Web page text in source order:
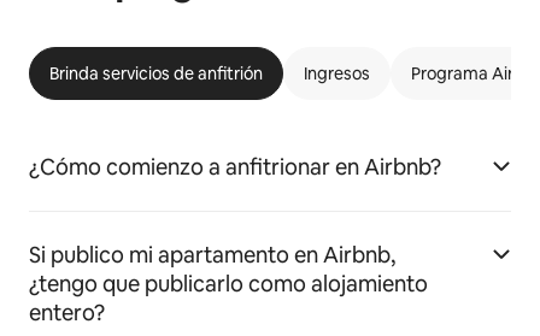
Brinda servicios de anfitrión Ingresos Programa
¿Cómo comienzo a anfitrionar en Airbnb?
Si publico mi apartamento en Airbnb,
¿tengo que publicarlo como alojamiento
entero?